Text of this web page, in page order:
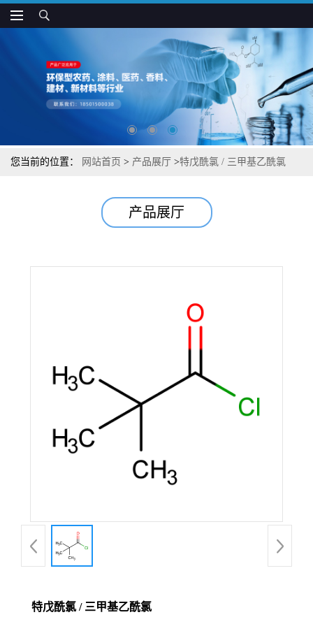
您当前的位置： 网站首页 > 产品展厅 >特戊酰氯 / 三甲基乙酰氯
产品展厅
特戊酰氯 / 三甲基乙酰氯